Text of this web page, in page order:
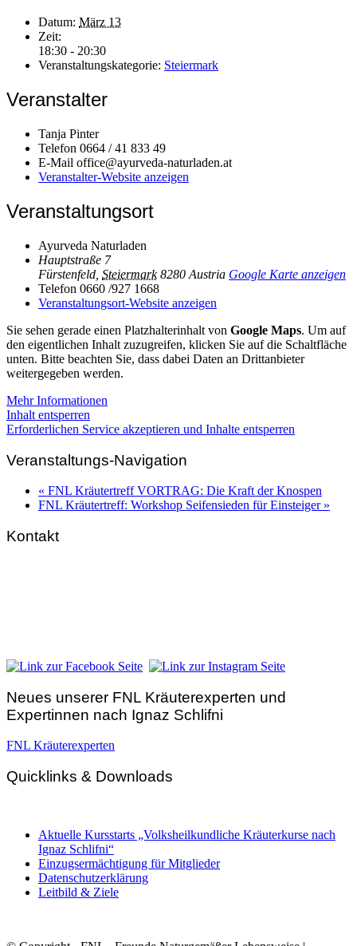
Datum: März 13
Zeit:
18:30 - 20:30
Veranstaltungskategorie: Steiermark
Veranstalter
Tanja Pinter
Telefon 0664 / 41 833 49
E-Mail office@ayurveda-naturladen.at
Veranstalter-Website anzeigen
Veranstaltungsort
Ayurveda Naturladen
Hauptstraße 7
Fürstenfeld Steiermark 8280 Austria Google Karte anzeigen
Telefon 0660 /927 1668
Veranstaltungsort-Website anzeigen
Sie sehen gerade einen Platzhalterinhalt von Google Maps. Um auf
den eigentlichen Inhalt zuzugreifen, klicken Sie auf die Schaltfläche
unten. Bitte beachten Sie, dass dabei Daten an Drittanbieter
weitergegeben werden.
Mehr Informationen
Inhalt entsperren
Erforderlichen Service akzeptieren und Inhalte entsperren
Veranstaltungs-Navigation
« FNL Kräutertreff VORTRAG: Die Kraft der Knospen
FNL Kräutertreff: Workshop Seifensieden für Einsteiger »
Kontakt
Neues unserer FNL Kräuterexperten und
Expertinnen nach Ignaz Schlifni
FNL Kräuterexperten
Quicklinks & Downloads
Aktuelle Kursstarts „Volksheilkundliche Kräuterkurse nach
Ignaz Schlifni“
Einzugsermächtigung für Mitglieder
Datenschutzerklärung
Leitbild & Ziele